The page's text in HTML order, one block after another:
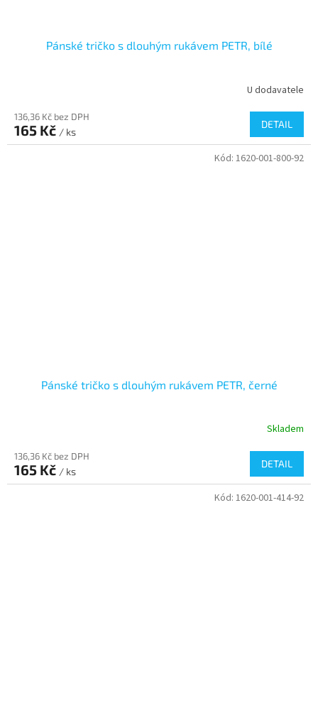
Pánské tričko s dlouhým rukávem PETR, bílé
U dodavatele
136,36 Kč bez DPH
165 Kč / ks
DETAIL
Pánské tričko s dlouhým rukávem PETR, černé
Skladem
136,36 Kč bez DPH
165 Kč / ks
DETAIL
Kód: 1620-001-800-92
Kód: 1620-001-414-92